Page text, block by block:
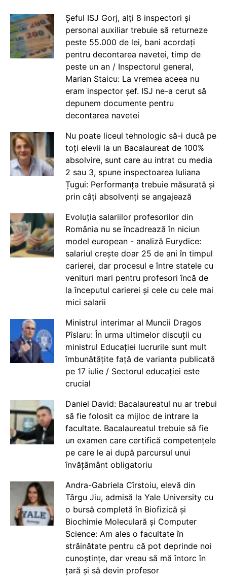
Șeful ISJ Gorj, alți 8 inspectori și
personal auxiliar trebuie să returneze
peste 55.000 de lei, bani acordați
pentru decontarea navetei, timp de
peste un an / Inspectorul general,
Marian Staicu: La vremea aceea nu
eram inspector șef. ISJ ne-a cerut să
depunem documente pentru
decontarea navetei
Nu poate liceul tehnologic să-i ducă pe
toți elevii la un Bacalaureat de 100%
absolvire, sunt care au intrat cu media
2 sau 3, spune inspectoarea Iuliana
Țugui: Performanța trebuie măsurată și
prin câți absolvenți se angajează
Evoluția salariilor profesorilor din
România nu se încadrează în niciun
model european - analiză Eurydice:
salariul crește doar 25 de ani în timpul
carierei, dar procesul e între statele cu
venituri mari pentru profesori încă de
la începutul carierei și cele cu cele mai
mici salarii
Ministrul interimar al Muncii Dragos
Pîslaru: În urma ultimelor discuții cu
ministrul Educației lucrurile sunt mult
îmbunătățite față de varianta publicată
pe 17 iulie / Sectorul educației este
crucial
Daniel David: Bacalaureatul nu ar trebui
să fie folosit ca mijloc de intrare la
facultate. Bacalaureatul trebuie să fie
un examen care certifică competențele
pe care le ai după parcursul unui
învățământ obligatoriu
Andra-Gabriela Cîrstoiu, elevă din
Târgu Jiu, admisă la Yale University cu
o bursă completă în Biofizică și
Biochimie Moleculară și Computer
Science: Am ales o facultate în
străinătate pentru că pot deprinde noi
cunoștințe, dar vreau să mă întorc în
țară și să devin profesor